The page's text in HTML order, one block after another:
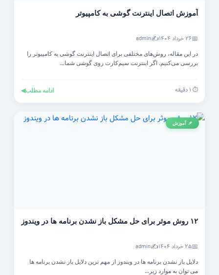
آموزش اتصال اینترنت گوشی به کامپیوتر
📅۲۶ خرداد ۱۴۰۴ ✍️
admin
در این مقاله، روش‌های مختلفی برای اتصال اینترنت گوشی به کامپیوتر را
بررسی می‌کنیم. اگر اینترنت سیم‌کارت روی گوشی شما...
⏱️ ۱ دقیقه ادامه مطلب◀
📌 آموزش
۱۲ روش موثر برای حل مشکل باز نشدن برنامه ها در ویندوز
📅۲۵ خرداد ۱۴۰۴ ✍️
admin
دلایل باز نشدن برنامه ها در ویندوز از مهم ترین دلایل باز نشدن برنامه ها
می توان به موارد زیر...